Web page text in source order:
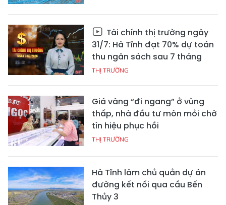
Tài chính thị trường ngày
31/7: Hà Tĩnh đạt 70% dự toán
thu ngân sách sau 7 tháng
THỊ TRƯỜNG
Giá vàng “đi ngang” ở vùng
thấp, nhà đầu tư mòn mỏi chờ
tín hiệu phục hồi
THỊ TRƯỜNG
Hà Tĩnh làm chủ quản dự án
đường kết nối qua cầu Bến
Thủy 3